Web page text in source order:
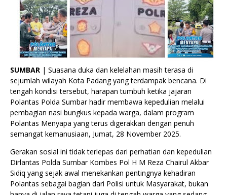
SUMBAR | Suasana duka dan kelelahan masih terasa di
sejumlah wilayah Kota Padang yang terdampak bencana. Di
tengah kondisi tersebut, harapan tumbuh ketika jajaran
Polantas Polda Sumbar hadir membawa kepedulian melalui
pembagian nasi bungkus kepada warga, dalam program
Polantas Menyapa yang terus digerakkan dengan penuh
semangat kemanusiaan, Jumat, 28 November 2025.
Gerakan sosial ini tidak terlepas dari perhatian dan kepedulian
Dirlantas Polda Sumbar Kombes Pol H M Reza Chairul Akbar
Sidiq yang sejak awal menekankan pentingnya kehadiran
Polantas sebagai bagian dari Polisi untuk Masyarakat, bukan